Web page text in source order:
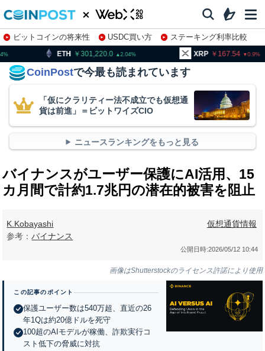
ビットコインの将来性 USDC買い方
ステーキング利率比較
株特集・関連銘柄
301,220.0 2.04 XRP BNB
CoinPostで今最も読まれています
「仮にクラリティー法不成立でも仮想通
貨は前進」＝ビットワイズCIO
ニュースランキングをもっと見る
バイナンスがユーザー保護にAI活用、15
カ月間で計約1.7兆円の潜在的被害を阻止
K.Kobayashi
参考：バイナンス
仮想通貨情報
公開日時:2026/05/12 10:44
画像はShutterstockのライセンス許諾により使用
この記事のポイント
保護ユーザー数は540万超、直近の26
年1Qは約20億ドルを死守
100超のAIモデルが稼働、詐欺実行コ
スト低下の脅威に対抗